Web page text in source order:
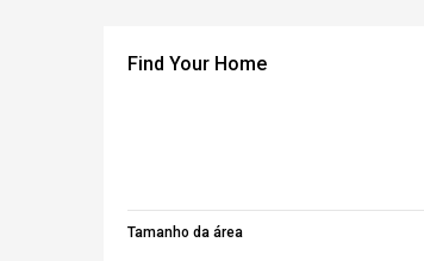
Find Your Home
Tamanho da área